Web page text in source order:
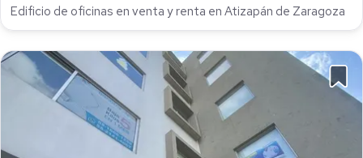
Edificio de oficinas en venta y renta en Atizapán de Zaragoza